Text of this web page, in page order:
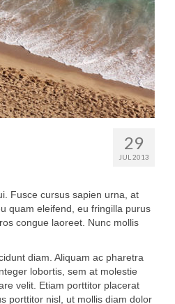
29
JUL 2013
Fusce cursus sapien urna, at
quam eleifend, eu fringilla purus
congue laoreet. Nunc mollis
diam. Aliquam ac pharetra
lobortis, sem at molestie
velit. Etiam porttitor placerat
porttitor nisl, ut mollis diam dolor